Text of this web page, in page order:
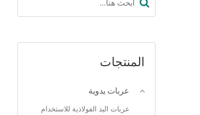
المنتجات
عربات يدوية
عربات اليد الفولاذية للاستخدام